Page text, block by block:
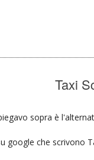
Taxi
sopra è
che scrivono